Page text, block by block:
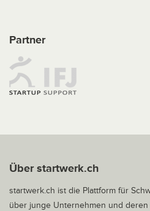
Partner
Über startwerk.ch
startwerk.ch ist die Plattform für
über junge Unternehmen und